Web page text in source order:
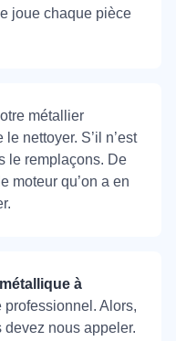
joue chaque pièce
métallier
nettoyer. S’il n’est
le remplaçons. De
moteur qu’on a en
à
professionnel. Alors,
devez nous appeler.